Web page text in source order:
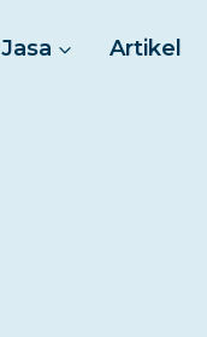
Jasa Artikel